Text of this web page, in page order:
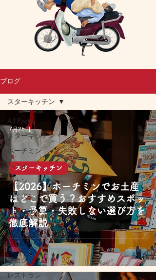
ブログ
All Posts
スターキッチン
ホーチミン
ハノイ
ダナン
ホイアン
観光スポット・エ
リア
旅行アクティビテ
ィ
屋台グルメ
レストラン
スターキッチン
【2026】ホーチミンでお土産
はどこで買う？おすすめスポッ
ト・予算・失敗しない選び方を
徹底解説
スターキッチン
7月25日